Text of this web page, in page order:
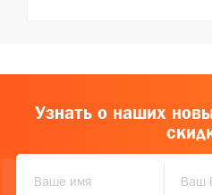
Узнать о наших